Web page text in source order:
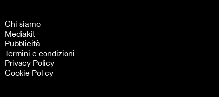
Chi siamo
Mediakit
Pubblicità
Termini e condizioni
Privacy Policy
Cookie Policy